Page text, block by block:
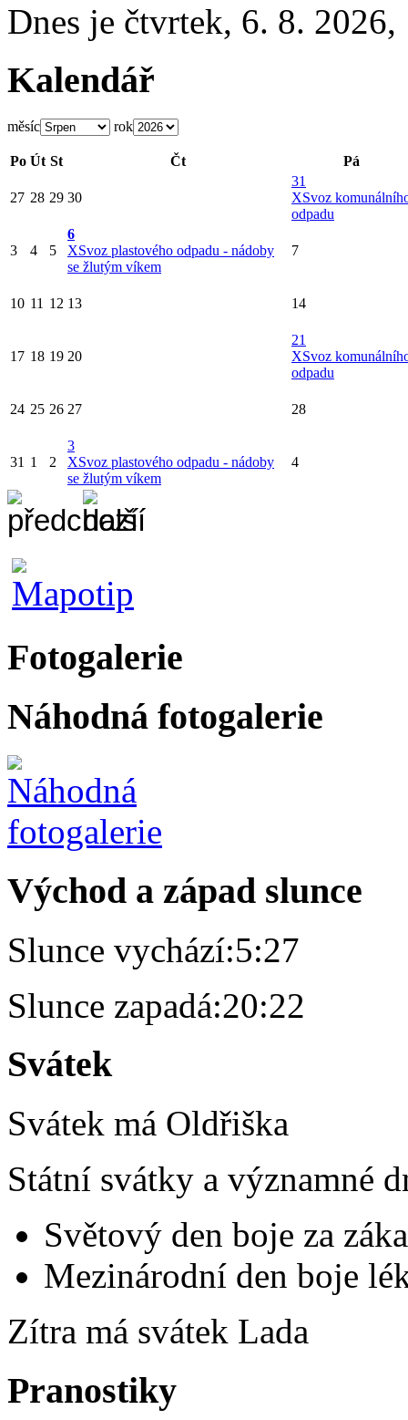
Dnes je čtvrtek, 6. 8. 2026,
Kalendář
měsíc rok
Po Út St Čt Pá
27 28 29 30
31
XSvoz
odpadu
3 4 5
6
XSvoz plastového odpadu - nádoby
se žlutým víkem
7
10 11 12 13 14
17 18 19 20
21
XSvoz
odpadu
24 25 26 27 28
31 1 2
3
XSvoz plastového odpadu - nádoby
se žlutým víkem
4
Fotogalerie
Náhodná fotogalerie
Východ a západ slunce
Slunce vychází:5:27
Slunce zapadá:20:22
Svátek
Svátek má Oldřiška
Státní svátky a významné
Světový den boje za
Mezinárodní den boje
Zítra má svátek Lada
Pranostiky